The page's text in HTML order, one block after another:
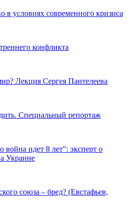
в условиях современного кризиса
конфликта
Лекция Сергея Пантелеева
Специальный репортаж
война идет 8 лет": эксперт о
Украине
союза – бред? (Евстафьев,